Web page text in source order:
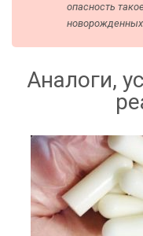
опасность
Аналоги,